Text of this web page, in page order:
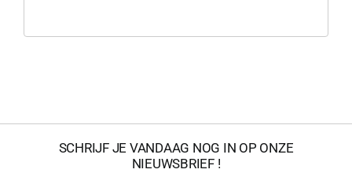
SCHRIJF JE VANDAAG NOG IN OP ONZE
NIEUWSBRIEF !